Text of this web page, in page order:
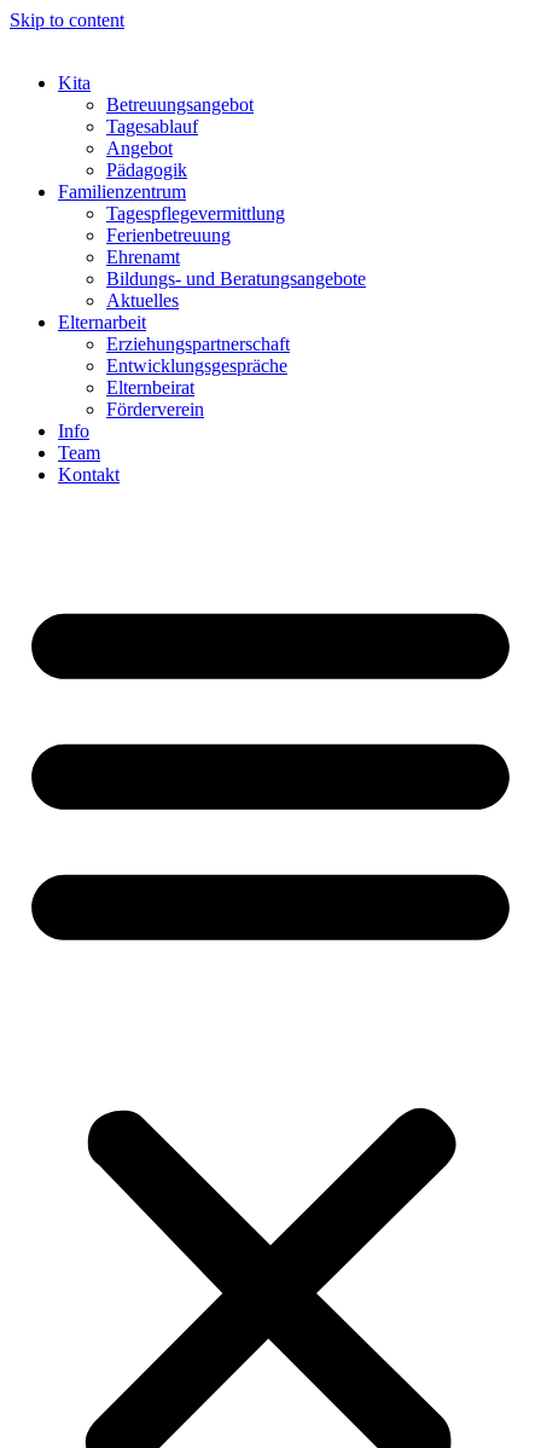
Skip to content
Kita
Betreuungsangebot
Tagesablauf
Angebot
Pädagogik
Familienzentrum
Tagespflegevermittlung
Ferienbetreuung
Ehrenamt
Bildungs- und Beratungsangebote
Aktuelles
Elternarbeit
Erziehungspartnerschaft
Entwicklungsgespräche
Elternbeirat
Förderverein
Info
Team
Kontakt